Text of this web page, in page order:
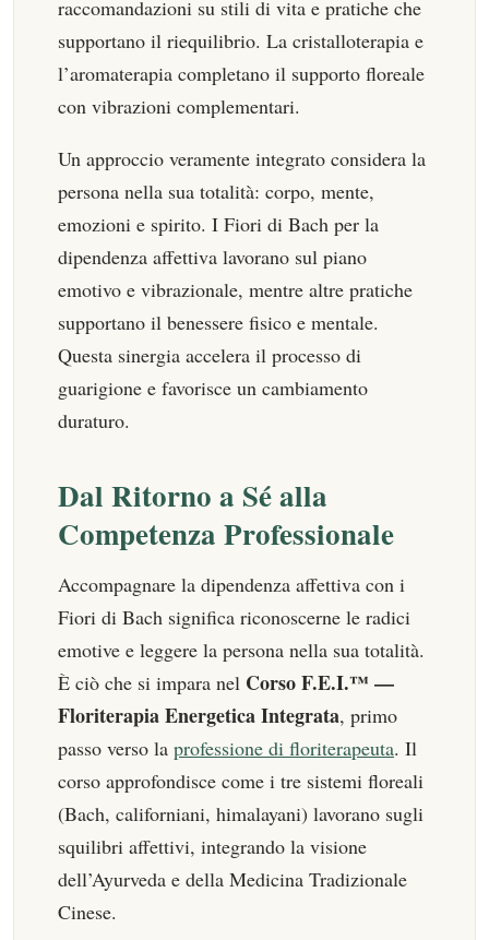
raccomandazioni su stili di vita e pratiche che
supportano il riequilibrio. La cristalloterapia e
l’aromaterapia completano il supporto floreale
con vibrazioni complementari.
Un approccio veramente integrato considera la
persona nella sua totalità: corpo, mente,
emozioni e spirito. I Fiori di Bach per la
dipendenza affettiva lavorano sul piano
emotivo e vibrazionale, mentre altre pratiche
supportano il benessere fisico e mentale.
Questa sinergia accelera il processo di
guarigione e favorisce un cambiamento
duraturo.
Dal Ritorno a Sé alla
Competenza Professionale
Accompagnare la dipendenza affettiva con i
Fiori di Bach significa riconoscerne le radici
emotive e leggere la persona nella sua totalità.
È ciò che si impara nel Corso F.E.I.™ —
Floriterapia Energetica Integrata, primo
passo verso la professione di floriterapeuta. Il
corso approfondisce come i tre sistemi floreali
(Bach, californiani, himalayani) lavorano sugli
squilibri affettivi, integrando la visione
dell’Ayurveda e della Medicina Tradizionale
Cinese.